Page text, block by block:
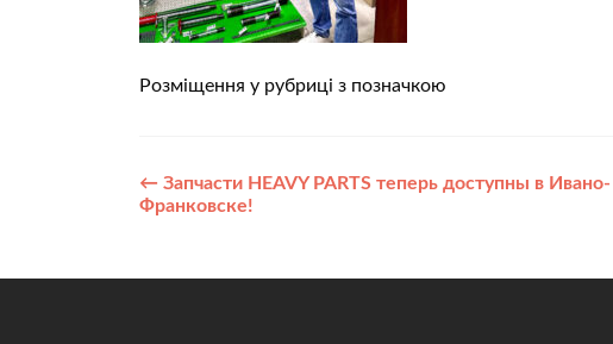
Розміщення у рубриці з позначкою
Post
← Запчасти HEAVY PARTS теперь доступны в Ивано-
Франковске!